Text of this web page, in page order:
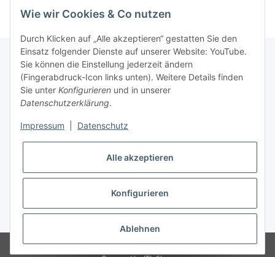
Kundenservice
Informationen
* Alle Preise inkl. gesetzlicher USt., zzgl.Versand
© lotex24 systems GmbH Besucherzähler: 5266027
Wie wir Cookies & Co nutzen
Durch Klicken auf „Alle akzeptieren“ gestatten Sie den
Einsatz folgender Dienste auf unserer Website: YouTube.
Sie können die Einstellung jederzeit ändern
(Fingerabdruck-Icon links unten). Weitere Details finden
Sie unter Konfigurieren und in unserer
Datenschutzerklärung.
Impressum Datenschutz
Alle akzeptieren
Konfigurieren
Ablehnen